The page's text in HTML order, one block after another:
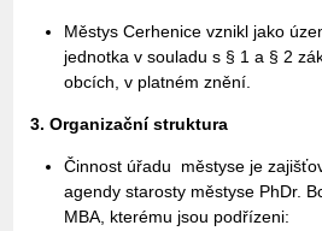
Městys Cerhenice vznikl jako
jednotka v souladu s § 1 a § 2
obcích, v platném znění.
3. Organizační struktura
Činnost úřadu městyse je
agendy starosty městyse PhDr.
MBA, kterému jsou podřízeni: